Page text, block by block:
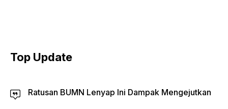
Top Update
Ratusan BUMN Lenyap Ini Dampak Mengejutkan